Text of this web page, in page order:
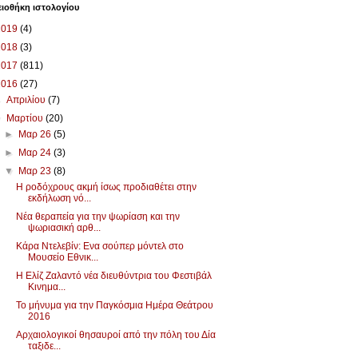
ιστολογίου
(4)
(3)
(811)
(27)
Απριλίου(7)
Μαρτίου(20)
►
Μαρ 26 (5)
►
Μαρ 24 (3)
▼
Μαρ 23 (8)
Η ροδόχρους ακμή ίσως προδιαθέτει στην
εκδήλωση νό...
Nέα θεραπεία για την ψωρίαση και την
ψωριασική αρθ...
Κάρα Ντελεβίν: Ενα σούπερ μόντελ στο
Μουσείο Εθνικ...
Η Ελίζ Ζαλαντό νέα διευθύντρια του Φεστιβάλ
Κινημα...
Το μήνυμα για την Παγκόσμια Ημέρα Θεάτρου
2016
Αρχαιολογικοί θησαυροί από την πόλη του Δία
ταξιδε...